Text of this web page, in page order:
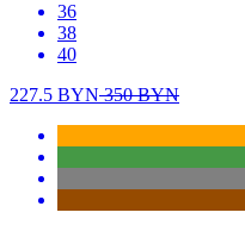
36
38
40
227.5 BYN350BYN